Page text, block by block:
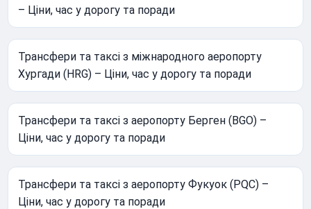
– Ціни, час у дорогу та поради
Трансфери та таксі з міжнародного аеропорту
Хургади (HRG) – Ціни, час у дорогу та поради
Трансфери та таксі з аеропорту Берген (BGO) –
Ціни, час у дорогу та поради
Трансфери та таксі з аеропорту Фукуок (PQC) –
Ціни, час у дорогу та поради